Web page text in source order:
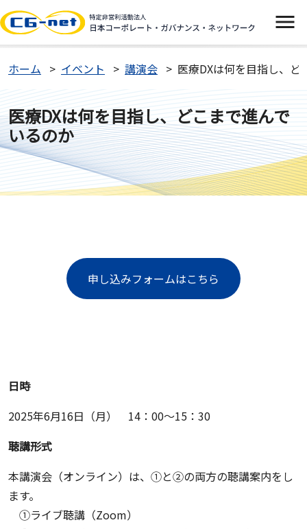
イベント
ニュース
CGネットについて
よくあるご質問
ホーム イベント 講演会 医療DXは何を目指し、ど
医療DXは何を目指し、どこまで進んで
いるのか
申し込みフォームはこちら
日時
2025年6月16日（月） 14：00～15：30
聴講形式
本講演会（オンライン）は、①と②の両方の聴講案内をし
ます。
①ライブ聴講（Zoom）